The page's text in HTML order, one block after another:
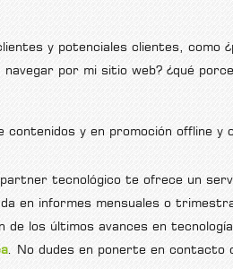
y potenciales clientes, como
por mi sitio web? ¿qué
y en promoción offline y
tecnológico te ofrece un
en informes mensuales o
de los últimos avances en
. No dudes en ponerte en contacto